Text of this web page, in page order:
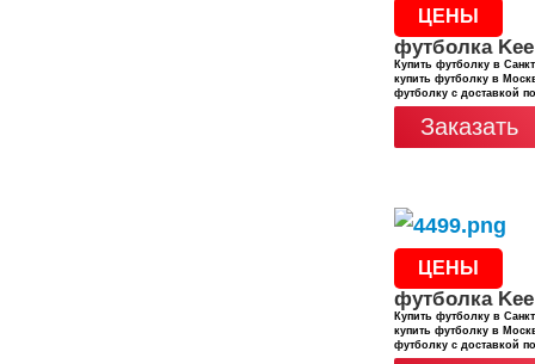
ЦЕНЫ
футболка
Купить футболку в
купить футболку в
футболку с доставкой
Заказать
ЦЕНЫ
футболка
Купить футболку в
купить футболку в
футболку с доставкой